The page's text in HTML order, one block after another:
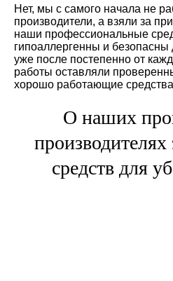
Нет, мы с самого начала не
производители, а взяли за
наши профессиональные
гипоаллергенны и
уже после постепенно от
работы оставляли
хорошо работающие
О наших
средств для